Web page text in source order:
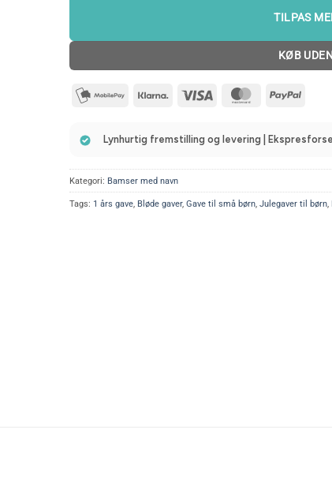
TILPAS
KØB
mobilepay2Klarna Visa MasterCardPayPal
Lynhurtig fremstilling og levering |
Kategori: Bamser med navn
Tags: 1 års gave, Bløde gaver, Gave til små børn, Julegaver til børn,